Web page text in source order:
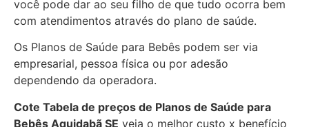
você pode dar ao seu filho de que tudo ocorra bem
com atendimentos através do plano de saúde.
Os Planos de Saúde para Bebês podem ser via
empresarial, pessoa física ou por adesão
dependendo da operadora.
Cote Tabela de preços de Planos de Saúde para
Bebês Aquidabã SE veja o melhor custo x benefício